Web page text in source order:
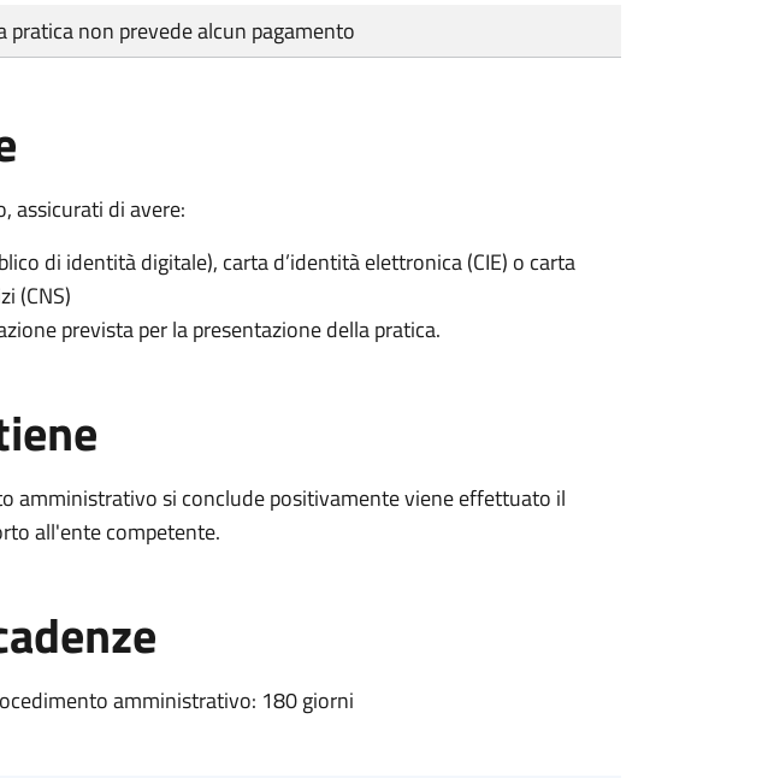
pratica non prevede alcun pagamento
assicurati di avere:
di identità digitale), carta d’identità elettronica (CIE) o carta
(CNS)
prevista per la presentazione della pratica.
amministrativo si conclude positivamente viene effettuato il
all'ente competente.
amministrativo: 180 giorni